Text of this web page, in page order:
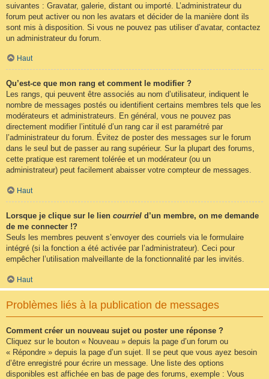
suivantes : Gravatar, galerie, distant ou importé. L’administrateur du
forum peut activer ou non les avatars et décider de la manière dont ils
sont mis à disposition. Si vous ne pouvez pas utiliser d’avatar, contactez
un administrateur du forum.
Haut
Qu’est-ce que mon rang et comment le modifier ?
Les rangs, qui peuvent être associés au nom d’utilisateur, indiquent le
nombre de messages postés ou identifient certains membres tels que les
modérateurs et administrateurs. En général, vous ne pouvez pas
directement modifier l’intitulé d’un rang car il est paramétré par
l’administrateur du forum. Évitez de poster des messages sur le forum
dans le seul but de passer au rang supérieur. Sur la plupart des forums,
cette pratique est rarement tolérée et un modérateur (ou un
administrateur) peut facilement abaisser votre compteur de messages.
Haut
Lorsque je clique sur le lien courriel d’un membre, on me demande
de me connecter !?
Seuls les membres peuvent s’envoyer des courriels via le formulaire
intégré (si la fonction a été activée par l’administrateur). Ceci pour
empêcher l’utilisation malveillante de la fonctionnalité par les invités.
Haut
Problèmes liés à la publication de messages
Comment créer un nouveau sujet ou poster une réponse ?
Cliquez sur le bouton « Nouveau » depuis la page d’un forum ou
« Répondre » depuis la page d’un sujet. Il se peut que vous ayez besoin
d’être enregistré pour écrire un message. Une liste des options
disponibles est affichée en bas de page des forums, exemple : Vous